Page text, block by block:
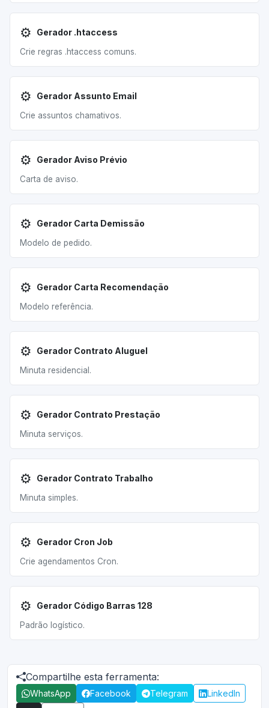
⚙️ Gerador .htaccess
Crie regras .htaccess comuns.
⚙️ Gerador Assunto Email
Crie assuntos chamativos.
⚙️ Gerador Aviso Prévio
Carta de aviso.
⚙️ Gerador Carta Demissão
Modelo de pedido.
⚙️ Gerador Carta Recomendação
Modelo referência.
⚙️ Gerador Contrato Aluguel
Minuta residencial.
⚙️ Gerador Contrato Prestação
Minuta serviços.
⚙️ Gerador Contrato Trabalho
Minuta simples.
⚙️ Gerador Cron Job
Crie agendamentos Cron.
⚙️ Gerador Código Barras 128
Padrão logístico.
Compartilhe esta ferramenta:
WhatsApp Facebook Telegram
LinkedIn